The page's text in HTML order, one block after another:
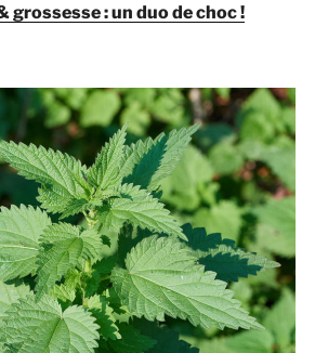
grossesse : un duo de choc !